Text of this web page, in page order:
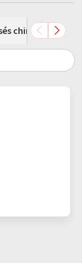
chiraux